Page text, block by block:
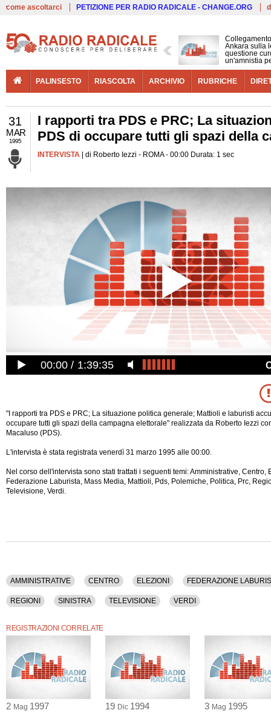
come ascoltarci PETIZIONE PER RADIO RADICALE - CHANGE.ORG
Ankara sulla
questione
un'amnistia
PALINSESTO RIASCOLTA ARCHIVIO RUBRICHE
31
MAR
1995
I rapporti tra PDS e PRC; La
PDS di occupare tutti gli spazi della
INTERVISTA | di Roberto Iezzi - ROMA - 00:00 Durata: 1 sec
00:00 1:39:35
"I rapporti tra PDS e PRC; La situazione politica generale; Mattioli e laburisti
occupare tutti gli spazi della campagna elettorale" realizzata da Roberto Iezzi
Macaluso (PDS).
L'intervista è stata registrata venerdì 31 marzo 1995 alle 00:00.
Nel corso dell'intervista sono stati trattati i seguenti temi: Amministrative, Centro,
Federazione Laburista, Mass Media, Mattioli, Pds, Polemiche, Politica, Prc,
Televisione, Verdi.
AMMINISTRATIVE CENTRO ELEZIONI FEDERAZIONE
REGIONI SINISTRA TELEVISIONE VERDI
REGISTRAZIONI CORRELATE
2 Mag 1997 19 Dic 1994 3 Mag 1995